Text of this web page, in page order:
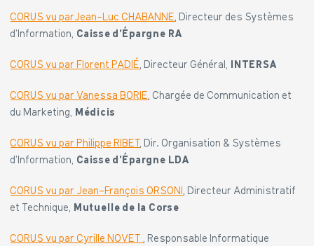
CORUS vu parJean-Luc CHABANNE, Directeur des Systèmes
d’Information, Caisse d’Épargne RA
CORUS vu par Florent PADIÉ, Directeur Général, INTERSA
CORUS vu par Vanessa BORIE, Chargée de Communication et
du Marketing, Médicis
CORUS vu par Philippe RIBET , Dir. Organisation & Systèmes
d’Information, Caisse d’Épargne LDA
CORUS vu par Jean-François ORSONI, Directeur Administratif
et Technique, Mutuelle de la Corse
CORUS vu par Cyrille NOVET , Responsable Informatique